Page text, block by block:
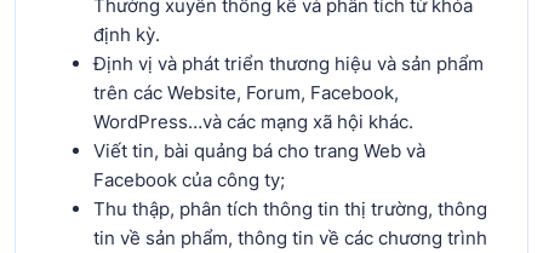
Thường xuyên thống kê và phân tích từ khóa
định kỳ.
Định vị và phát triển thương hiệu và sản phẩm
trên các Website, Forum, Facebook,
WordPress…và các mạng xã hội khác.
Viết tin, bài quảng bá cho trang Web và
Facebook của công ty;
Thu thập, phân tích thông tin thị trường, thông
tin về sản phẩm, thông tin về các chương trình